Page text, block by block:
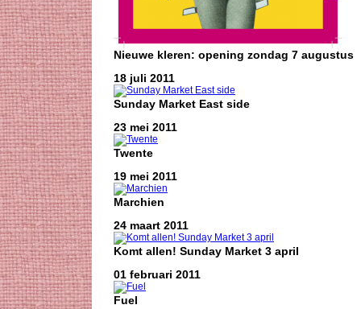
Nieuwe kleren: opening zondag 7 augustus
18 juli 2011
Sunday Market East side
23 mei 2011
Twente
19 mei 2011
Marchien
24 maart 2011
Komt allen! Sunday Market 3 april
01 februari 2011
Fuel